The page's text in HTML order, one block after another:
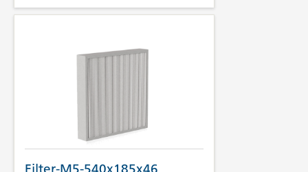
Filter-M5-540x185x46